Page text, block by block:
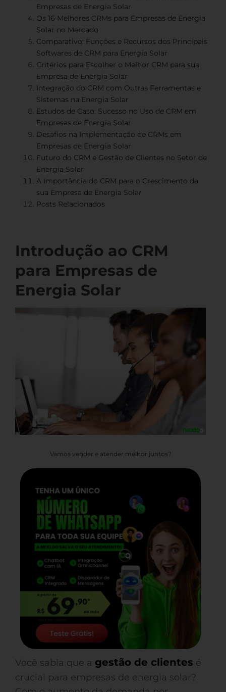
Empresas de Energia Solar
Os 16 Melhores CRMs para Empresas de Energia
Solar no Mercado
Comparativo: Funções e Recursos dos Principais
Softwares de CRM para Energia Solar
Critérios para Escolher o Melhor CRM para sua
Empresa de Energia Solar
Integração do CRM com Outras Ferramentas e
Sistemas na Energia Solar
Estudos de Caso: Sucesso no Uso de CRM em
Empresas de Energia Solar
Desafios na Implementação de CRMs em
Empresas de Energia Solar
Futuro do CRM e Gestão de Clientes no Setor de
Energia Solar
A Importância do CRM para o Crescimento da
sua Empresa de Energia Solar
Posts Relacionados
Introdução ao CRM
para Empresas de
Energia Solar
Vamos vender e atender melhor juntos?
Você sabia que a gestão de clientes é
crucial para empresas de energia solar?